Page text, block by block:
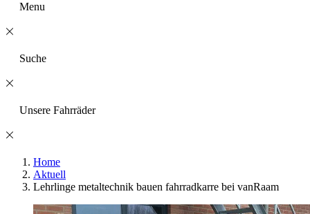
Menu
Suche
Unsere Fahrräder
Home
Aktuell
Lehrlinge metaltechnik bauen fahrradkarre bei vanRaam